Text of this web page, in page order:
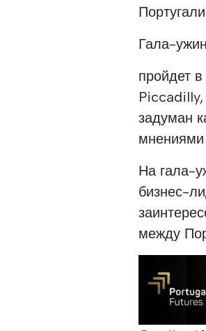
Гала-ужин
пройдет
Piccadilly,
задуман
мнениями
На гала-
бизнес-
между